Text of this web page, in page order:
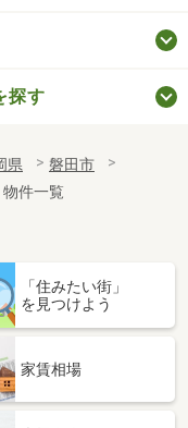
探す
県
磐田市
件一覧
「住みたい街」
を見つけよう
家賃相場